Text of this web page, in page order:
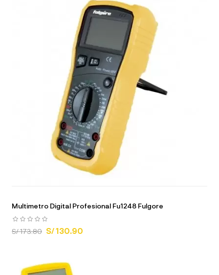
Multimetro Digital Profesional Fu1248 Fulgore
S/ 173.80 S/ 130.90